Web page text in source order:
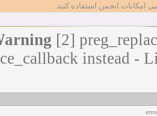
امکانات انجمن استفاده کنید.
[2]
instead -